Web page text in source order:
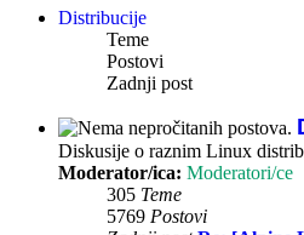
Distribucije
Teme
Postovi
Zadnji post
Diskusije o raznim Linux
Moderator/ica: Moderatori/ce
305 Teme
5769 Postovi